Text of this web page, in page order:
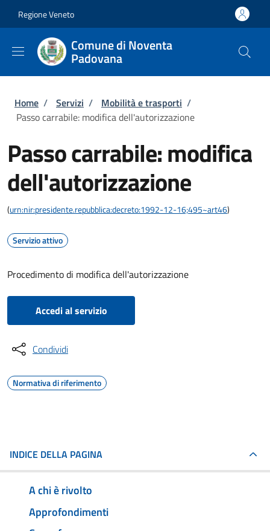
Regione Veneto
Comune di Noventa
Padovana
Briciole di pane
Home / Servizi / Mobilità e trasporti /
Passo carrabile: modifica dell'autorizzazione
Passo carrabile: modifica
dell'autorizzazione
(urn:nir:presidente.repubblica:decreto:1992-12-16;495~art46)
Servizio attivo
Procedimento di modifica dell'autorizzazione
Accedi al servizio
Condividi
Normativa di riferimento
INDICE DELLA PAGINA
A chi è rivolto
Approfondimenti